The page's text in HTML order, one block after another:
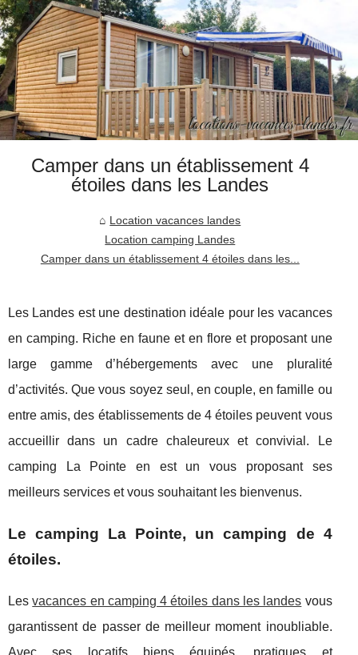
Camper dans un établissement 4
étoiles dans les Landes
Location vacances landes
Location camping Landes
Camper dans un établissement 4 étoiles dans les...
Les Landes est une destination idéale pour les vacances
en camping. Riche en faune et en flore et proposant une
large gamme d’hébergements avec une pluralité
d’activités. Que vous soyez seul, en couple, en famille ou
entre amis, des établissements de 4 étoiles peuvent vous
accueillir dans un cadre chaleureux et convivial. Le
camping La Pointe en est un vous proposant ses
meilleurs services et vous souhaitant les bienvenus.
Le camping La Pointe, un camping de 4
étoiles.
Lesvacances en camping 4 étoiles dans les landes vous
garantissent de passer de meilleur moment inoubliable.
Avec ses locatifs biens équipés, pratiques et